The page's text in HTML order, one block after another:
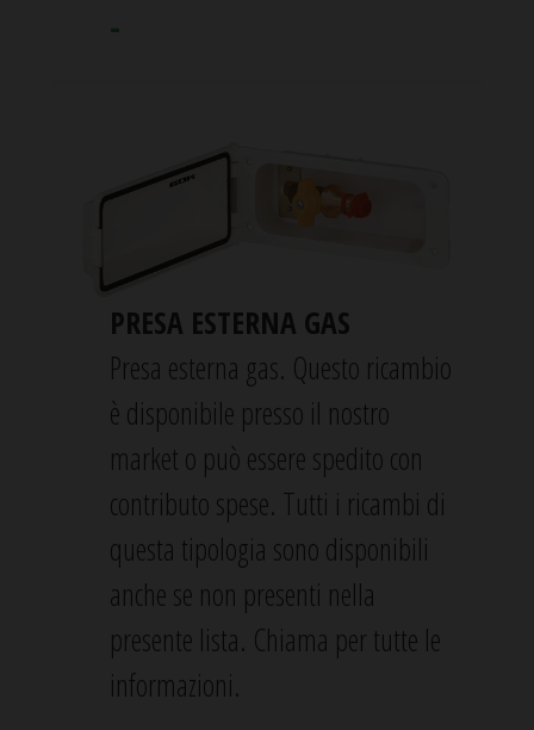
-
PRESA ESTERNA GAS
Presa esterna gas. Questo ricambio
è disponibile presso il nostro
market o può essere spedito con
contributo spese. Tutti i ricambi di
questa tipologia sono disponibili
anche se non presenti nella
presente lista. Chiama per tutte le
informazioni.